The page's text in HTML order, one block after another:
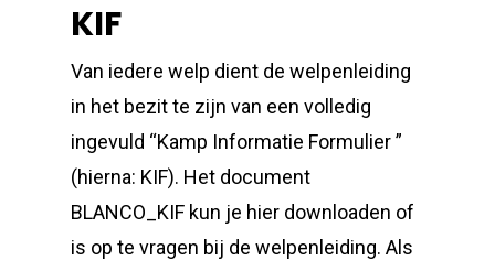
KIF
Van iedere welp dient de welpenleiding
in het bezit te zijn van een volledig
ingevuld “Kamp Informatie Formulier ”
(hierna: KIF). Het document
BLANCO_KIF kun je hier downloaden of
is op te vragen bij de welpenleiding. Als